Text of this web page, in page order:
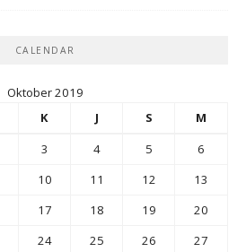
CALENDAR
Oktober 2019
K J S
M
3 4 5
6
10 11 12
13
17 18 19
20
24 25 26
27